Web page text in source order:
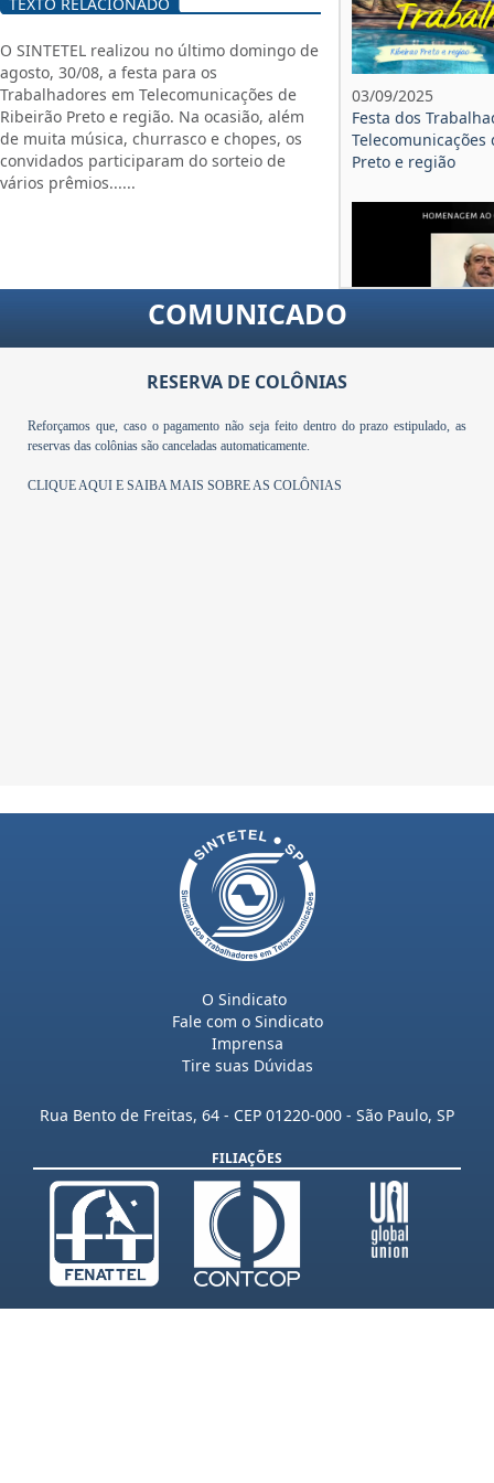
O SINTETEL realizou no último domingo de
agosto, 30/08, a festa para os
Trabalhadores em Telecomunicações de
Ribeirão Preto e região. Na ocasião, além
de muita música, churrasco e chopes, os
convidados participaram do sorteio de
vários prêmios......
03/09/2025
Festa dos
Telecomunicações
Preto e região
19/08/2024
Holi Festival
COMUNICADO
RESERVA DE COLÔNIAS
Reforçamos que, caso o pagamento não seja feito dentro do prazo estipulado, as
reservas das colônias são canceladas automaticamente.
CLIQUE AQUI E SAIBA MAIS SOBRE AS COLÔNIAS
O Sindicato
Fale com o Sindicato
Imprensa
Tire suas Dúvidas
Rua Bento de Freitas, 64 - CEP 01220-000 - São Paulo, SP
FILIAÇÕES